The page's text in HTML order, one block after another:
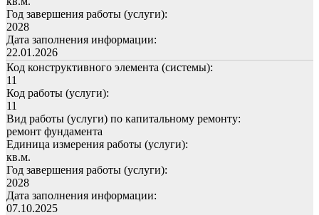
Год завершения работы (услуги):
2028
Дата заполнения информации:
22.01.2026
Код конструктивного элемента (системы):
11
Код работы (услуги):
11
Вид работы (услуги) по капитальному ремонту:
ремонт фундамента
Единица измерения работы (услуги):
кв.м.
Год завершения работы (услуги):
2028
Дата заполнения информации:
07.10.2025